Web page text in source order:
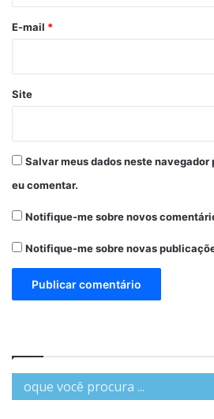
*
E-mail *
Site
Salvar meus dados neste navegador
eu comentar.
Notifique-me sobre novos
Notifique-me sobre novas